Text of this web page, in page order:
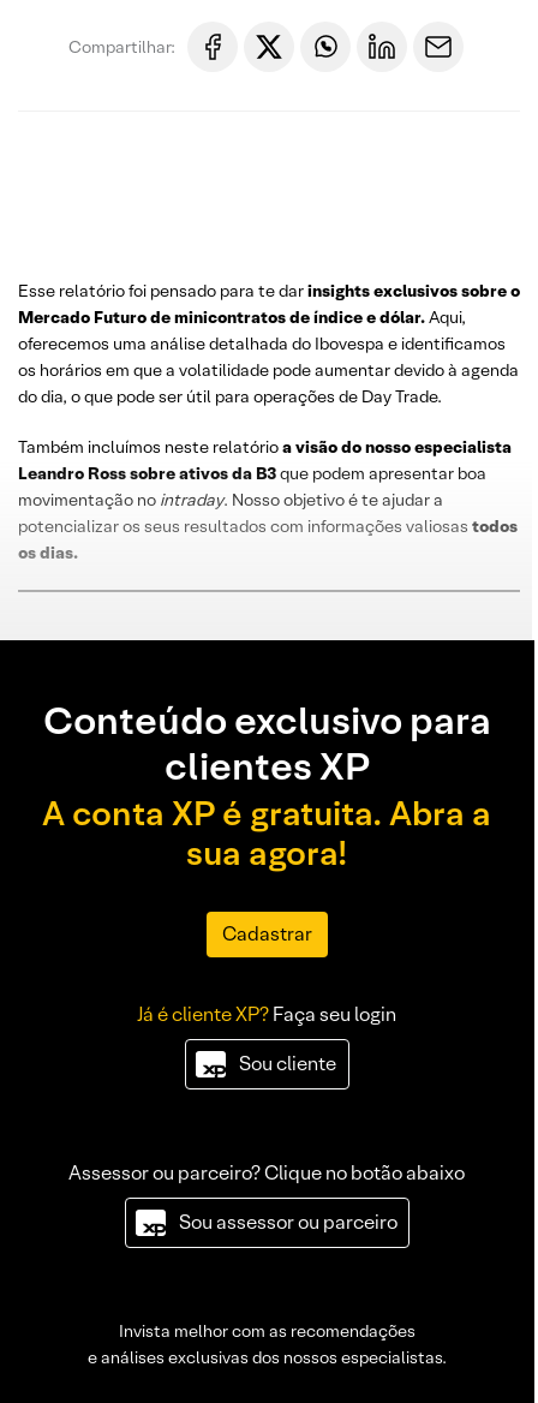
Compartilhar:
Esse relatório foi pensado para te darinsights exclusivos sobre o
Mercado Futurode minicontratos de índice e dólar.Aqui,
oferecemos uma análise detalhada do Ibovespa e identificamos
os horários em que a volatilidade pode aumentar devido à agenda
do dia, o que pode ser útil para operações de Day Trade.
Também incluímos neste relatórioa visão do nosso especialista
Leandro Rosssobreativos da B3que podem apresentar boa
movimentação no intraday. Nosso objetivo é te ajudar a
potencializar os seus resultados com informações valiosas todos
os dias.
Conteúdo exclusivo para
clientes XP
A conta XP é gratuita. Abra a
sua agora!
Cadastrar
Já é cliente XP?Faça seu login
Sou cliente
Assessor ou parceiro? Clique no botão abaixo
Sou assessor ou parceiro
Invista melhor com as recomendações
e análises exclusivas dos nossos especialistas.